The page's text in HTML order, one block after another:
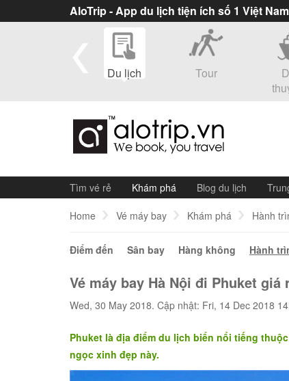
AloTrip - App du lịch tiện ích số 1 Việt Nam
Du lịch Tour
Tìm vé rẻ Khám phá Blog du lịch
Home Vé máy bay Khám phá Hành
Điểm đến Sân bay Hàng không Hành
Vé máy bay Hà Nội đi Phuket giá
Wed, 30 May 2018. Cập nhật: Fri, 14 Dec 2018
Phuket là địa điểm du lịch biển nổi tiếng
ngọc xinh đẹp này.